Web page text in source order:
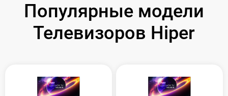
Популярные модели
Телевизоров Hiper